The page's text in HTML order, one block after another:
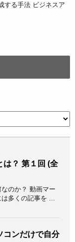
する手法 ビジネスア
は？ 第１回 (全
のか？ 動画マー
多くの記事を ...
コンだけで自分